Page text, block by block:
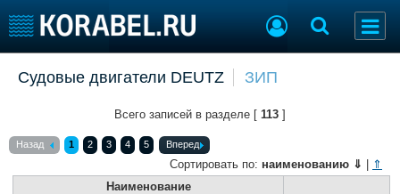
Новости
Доска объявлений
Продажа флота
Оборудование
Изделия
Судовые двигатели DEUTZ ЗИП
Всего записей в разделе [ 113 ]
Назад 1 2 3 4 5 Вперед
Сортировать по: наименованию ⇓
⇑
Наименование